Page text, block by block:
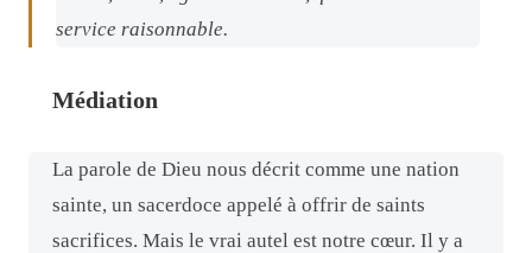
service raisonnable.
Médiation
La parole de Dieu nous décrit comme une nation
sainte, un sacerdoce appelé à offrir de saints
sacrifices. Mais le vrai autel est notre cœur. Il y a